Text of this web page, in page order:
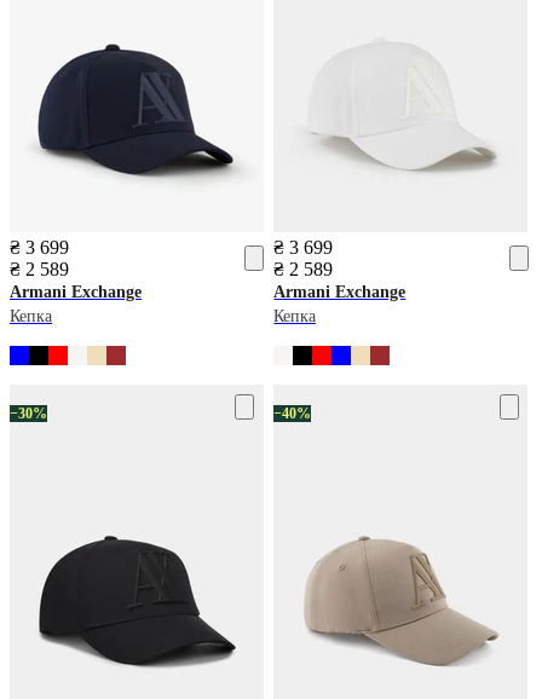
₴ 3 699
₴ 2 589
Armani Exchange
Кепка
₴ 3 699
₴ 2 589
Armani Exchange
Кепка
−30% −40%